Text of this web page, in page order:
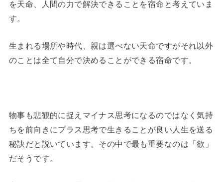
を天命、人間の力で解決できることを宿命と考えていま
す。
生まれる場所や時代、親は選べない天命ですがそれ以外
のことは全て自分で決めることができる宿命です。
物事も悲観的に捉えマイナス思考になるのではなく気持
ちを前向きにプラス思考で生きることが良い人生を送る
秘訣だと説いています。その中で最も重要なのは「欲」
だそうです。